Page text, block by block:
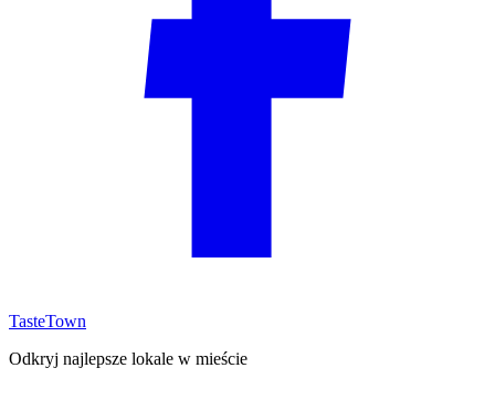
TasteTown
Odkryj najlepsze lokale w mieście